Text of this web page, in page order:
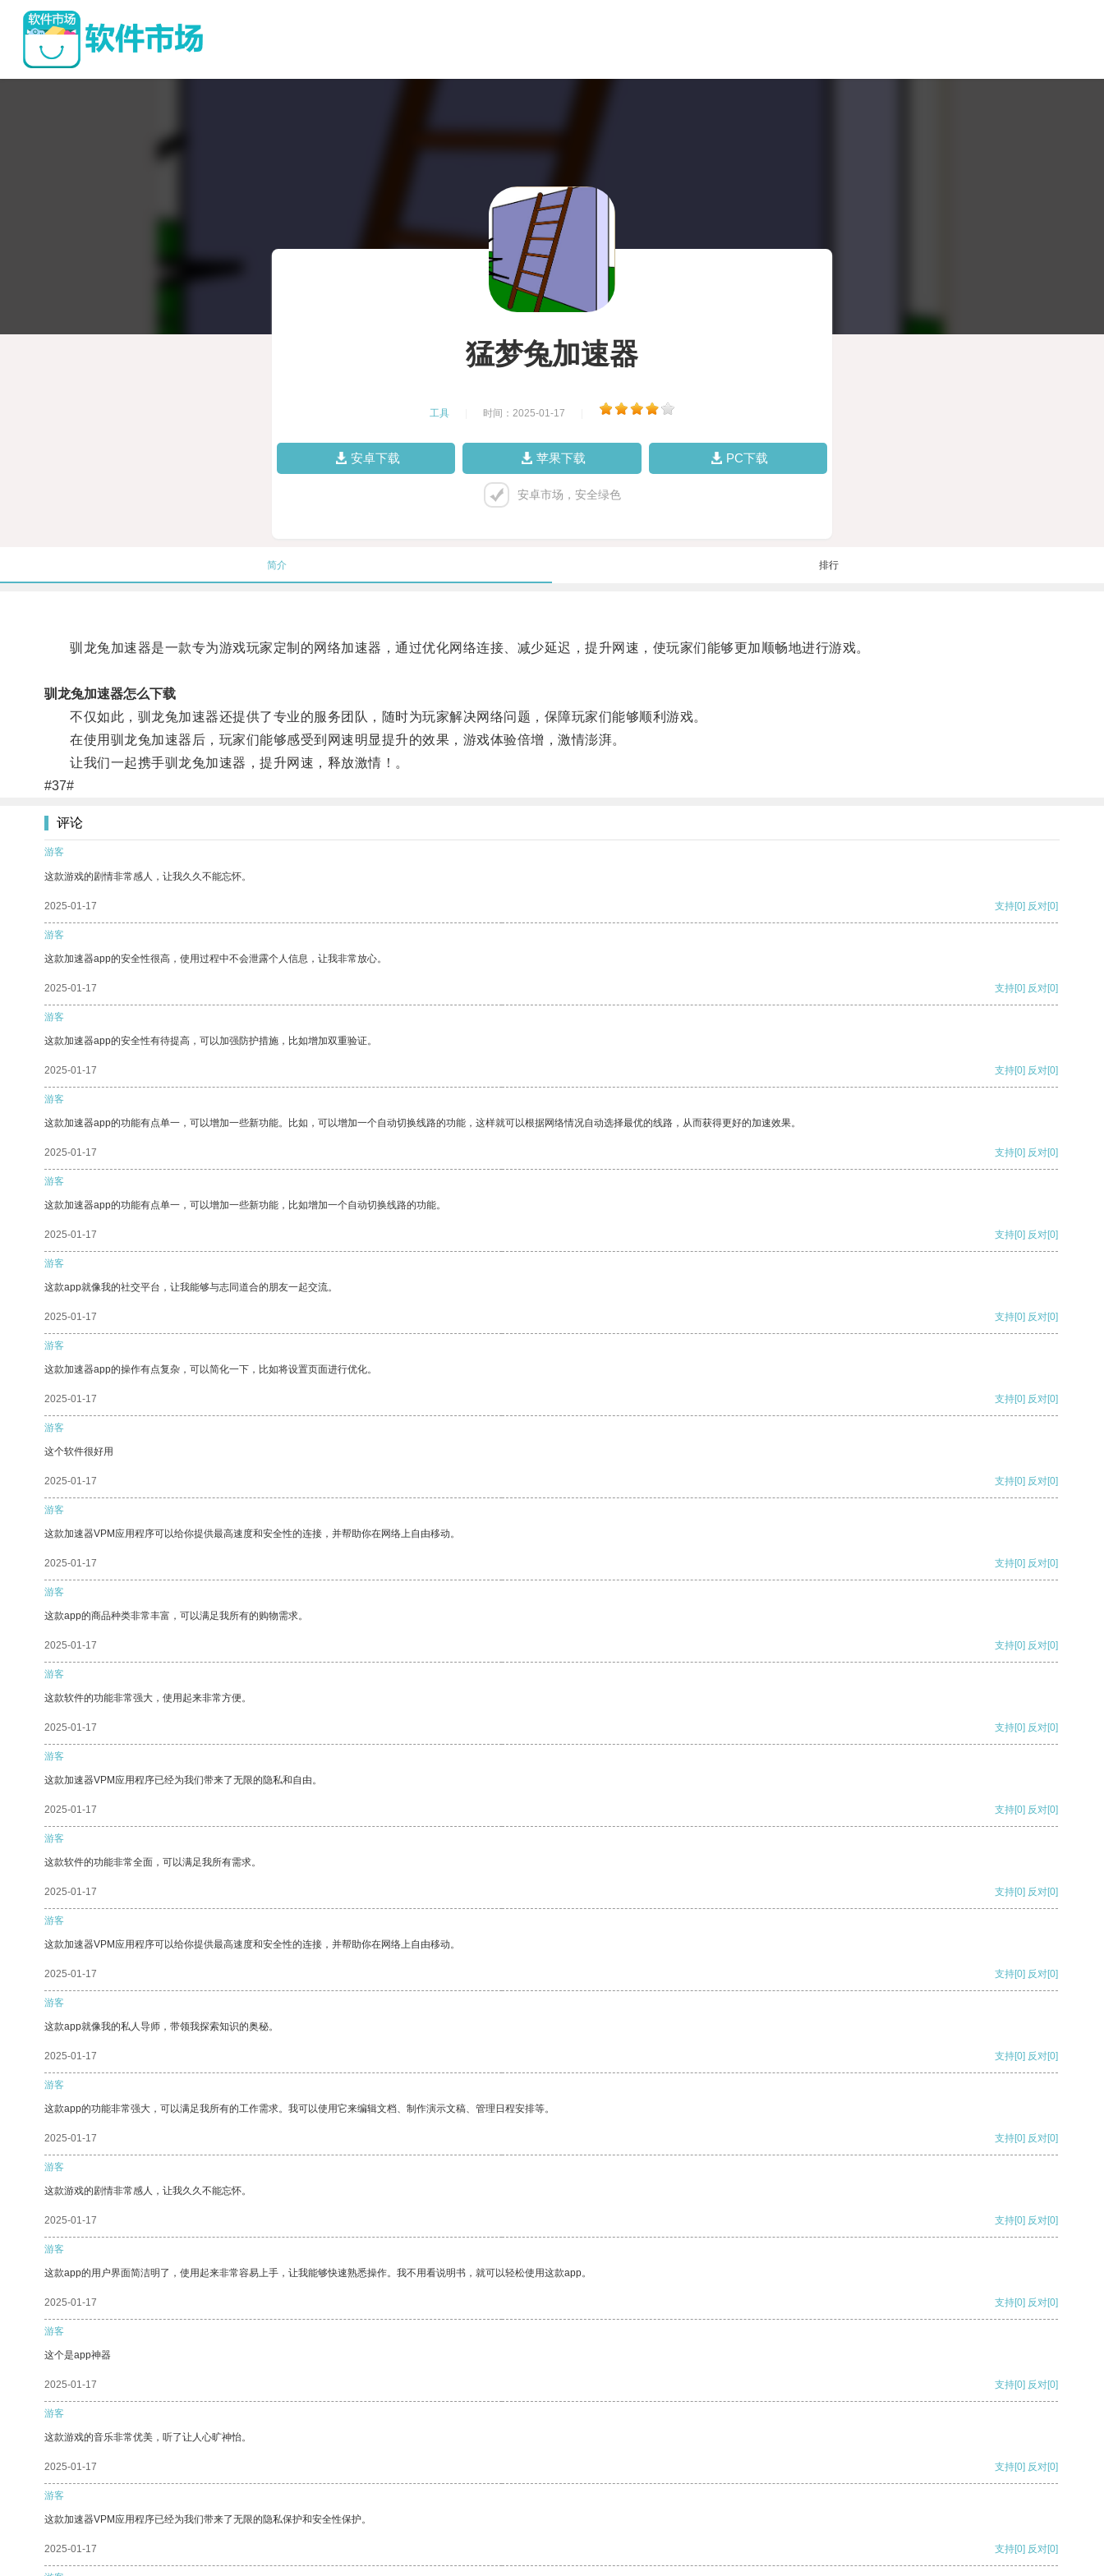
猛梦兔加速器
工具 时间：2025-01-17
安卓下载 苹果下载 PC下载
安卓市场，安全绿色
简介 排行
驯龙兔加速器是一款专为游戏玩家定制的网络加速器，通过优化网络连接、减少延迟，提升网速，使玩家们能够更加顺畅地进行游戏。
驯龙兔加速器怎么下载
不仅如此，驯龙兔加速器还提供了专业的服务团队，随时为玩家解决网络问题，保障玩家们能够顺利游戏。
在使用驯龙兔加速器后，玩家们能够感受到网速明显提升的效果，游戏体验倍增，激情澎湃。
让我们一起携手驯龙兔加速器，提升网速，释放激情！。
#37#
评论
游客
这款游戏的剧情非常感人，让我久久不能忘怀。
2025-01-17 支持[0] 反对[0]
游客
这款加速器app的安全性很高，使用过程中不会泄露个人信息，让我非常放心。
2025-01-17 支持[0] 反对[0]
游客
这款加速器app的安全性有待提高，可以加强防护措施，比如增加双重验证。
2025-01-17 支持[0] 反对[0]
游客
这款加速器app的功能有点单一，可以增加一些新功能。比如，可以增加一个自动切换线路的功能，这样就可以根据网络情况自动选择最优的线路，从而获得更好的加速效果。
2025-01-17 支持[0] 反对[0]
游客
这款加速器app的功能有点单一，可以增加一些新功能，比如增加一个自动切换线路的功能。
2025-01-17 支持[0] 反对[0]
游客
这款app就像我的社交平台，让我能够与志同道合的朋友一起交流。
2025-01-17 支持[0] 反对[0]
游客
这款加速器app的操作有点复杂，可以简化一下，比如将设置页面进行优化。
2025-01-17 支持[0] 反对[0]
游客
这个软件很好用
2025-01-17 支持[0] 反对[0]
游客
这款加速器VPM应用程序可以给你提供最高速度和安全性的连接，并帮助你在网络上自由移动。
2025-01-17 支持[0] 反对[0]
游客
这款app的商品种类非常丰富，可以满足我所有的购物需求。
2025-01-17 支持[0] 反对[0]
游客
这款软件的功能非常强大，使用起来非常方便。
2025-01-17 支持[0] 反对[0]
游客
这款加速器VPM应用程序已经为我们带来了无限的隐私和自由。
2025-01-17 支持[0] 反对[0]
游客
这款软件的功能非常全面，可以满足我所有需求。
2025-01-17 支持[0] 反对[0]
游客
这款加速器VPM应用程序可以给你提供最高速度和安全性的连接，并帮助你在网络上自由移动。
2025-01-17 支持[0] 反对[0]
游客
这款app就像我的私人导师，带领我探索知识的奥秘。
2025-01-17 支持[0] 反对[0]
游客
这款app的功能非常强大，可以满足我所有的工作需求。我可以使用它来编辑文档、制作演示文稿、管理日程安排等。
2025-01-17 支持[0] 反对[0]
游客
这款游戏的剧情非常感人，让我久久不能忘怀。
2025-01-17 支持[0] 反对[0]
游客
这款app的用户界面简洁明了，使用起来非常容易上手，让我能够快速熟悉操作。我不用看说明书，就可以轻松使用这款app。
2025-01-17 支持[0] 反对[0]
游客
这个是app神器
2025-01-17 支持[0] 反对[0]
游客
这款游戏的音乐非常优美，听了让人心旷神怡。
2025-01-17 支持[0] 反对[0]
游客
这款加速器VPM应用程序已经为我们带来了无限的隐私保护和安全性保护。
2025-01-17 支持[0] 反对[0]